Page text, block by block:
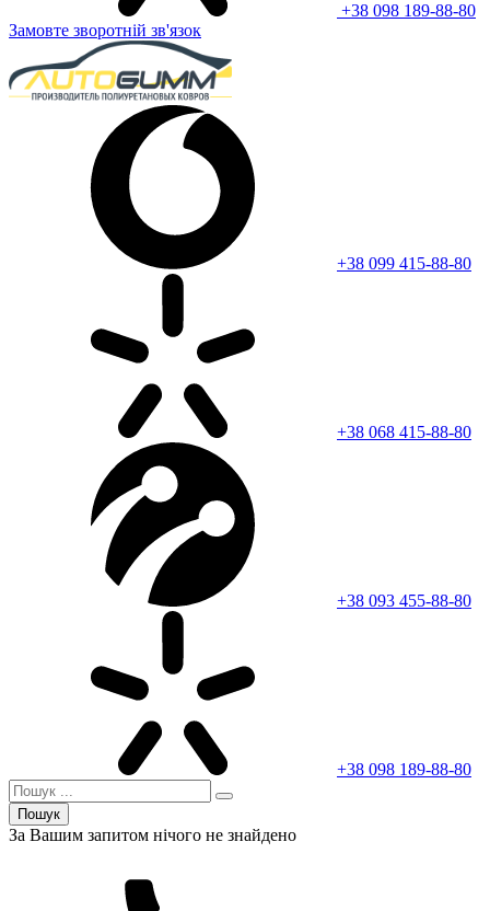
+38 098 189-88-80
Замовте зворотній зв'язок
+38 099 415-88-80
+38 068 415-88-80
+38 093 455-88-80
+38 098 189-88-80
Пошук
За Вашим запитом нічого не знайдено